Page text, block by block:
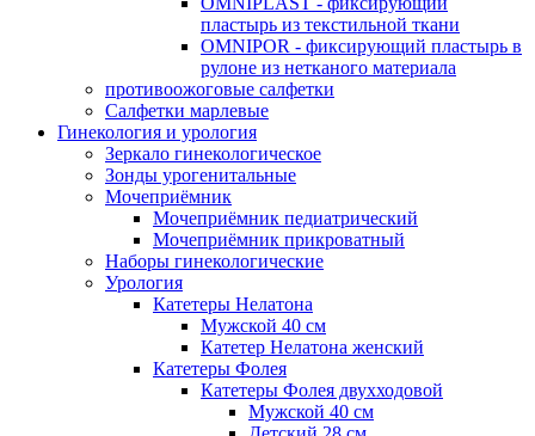
пластырь из текстильной ткани
OMNIPOR - фиксирующий пластырь в
рулоне из нетканого материала
противоожоговые салфетки
Салфетки марлевые
Гинекология и урология
Зеркало гинекологическое
Зонды урогенитальные
Мочеприёмник
Мочеприёмник педиатрический
Мочеприёмник прикроватный
Наборы гинекологические
Урология
Катетеры Нелатона
Мужской 40 см
Катетер Нелатона женский
Катетеры Фолея
Катетеры Фолея двухходовой
Мужской 40 см